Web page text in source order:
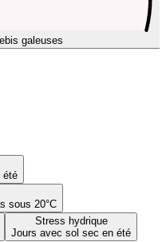
galeuses
été
sous 20°C
Stress hydrique
Jours avec sol sec en été